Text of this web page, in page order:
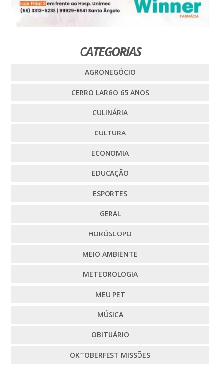
CATEGORIAS
AGRONEGÓCIO
CERRO LARGO 65 ANOS
CULINÁRIA
CULTURA
ECONOMIA
EDUCAÇÃO
ESPORTES
GERAL
HORÓSCOPO
MEIO AMBIENTE
METEOROLOGIA
MEU PET
MÚSICA
OBITUÁRIO
OKTOBERFEST MISSÕES